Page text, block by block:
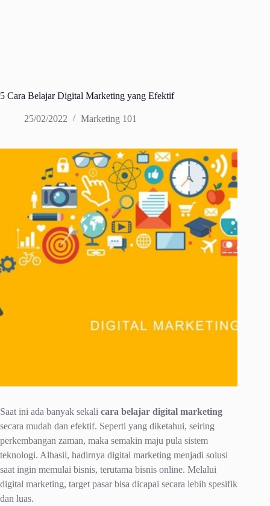
5 Cara Belajar Digital Marketing yang Efektif
25/02/2022 Marketing 101
Saat ini ada banyak sekali cara belajar digital marketing
secara mudah dan efektif. Seperti yang diketahui, seiring
perkembangan zaman, maka semakin maju pula sistem
teknologi. Alhasil, hadirnya digital marketing menjadi solusi
saat ingin memulai bisnis, terutama bisnis online. Melalui
digital marketing, target pasar bisa dicapai secara lebih spesifik
dan luas.